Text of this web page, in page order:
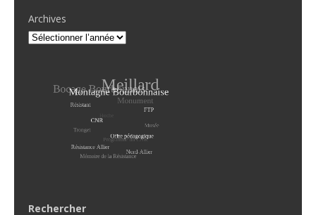
Archives
Rechercher